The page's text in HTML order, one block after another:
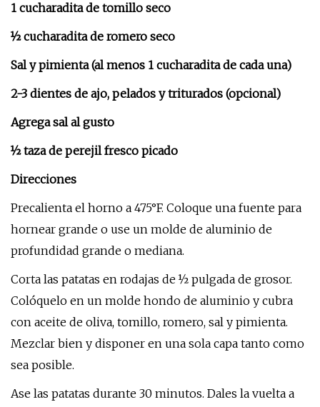
1 cucharadita de tomillo seco
½ cucharadita de romero seco
Sal y pimienta (al menos 1 cucharadita de cada una)
2-3 dientes de ajo, pelados y triturados (opcional)
Agrega sal al gusto
½ taza de perejil fresco picado
Direcciones
Precalienta el horno a 475°F. Coloque una fuente para
hornear grande o use un molde de aluminio de
profundidad grande o mediana.
Corta las patatas en rodajas de ½ pulgada de grosor.
Colóquelo en un molde hondo de aluminio y cubra
con aceite de oliva, tomillo, romero, sal y pimienta.
Mezclar bien y disponer en una sola capa tanto como
sea posible.
Ase las patatas durante 30 minutos. Dales la vuelta a